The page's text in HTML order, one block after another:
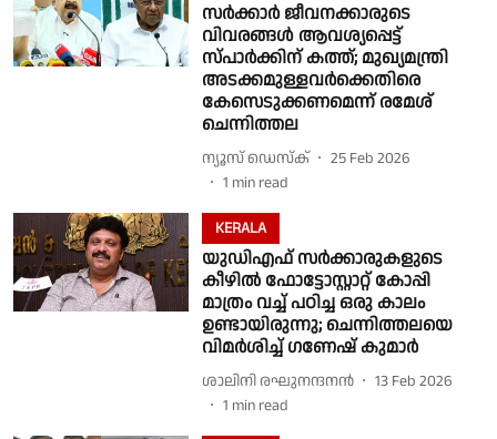
സർക്കാർ ജീവനക്കാരുടെ
വിവരങ്ങൾ ആവശ്യപ്പെട്ട്
സ്പാർക്കിന് കത്ത്; മുഖ്യമന്ത്രി
അടക്കമുള്ളവർക്കെതിരെ
കേസെടുക്കണമെന്ന് രമേശ്
ചെന്നിത്തല
ന്യൂസ് ഡെസ്ക്
25 Feb 2026
1 min read
KERALA
യുഡിഎഫ് സർക്കാരുകളുടെ
കീഴിൽ ഫോട്ടോസ്റ്റാറ്റ് കോപ്പി
മാത്രം വച്ച് പഠിച്ച ഒരു കാലം
ഉണ്ടായിരുന്നു; ചെന്നിത്തലയെ
വിമർശിച്ച് ഗണേഷ് കുമാർ
ശാലിനി രഘുനന്ദനൻ
13 Feb 2026
1 min read